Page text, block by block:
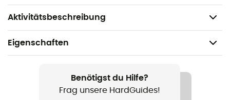
Aktivitätsbeschreibung
Taschen: 100% Polyester
Eigenschaften
Alltag / Ski / SkilanglaufBenötigst du Hilfe?
Frag unsere HardGuides!